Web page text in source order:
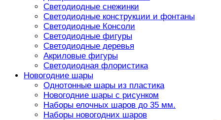
Светодиодные снежинки
Светодиодные конструкции и фонтаны
Светодиодные Консоли
Светодиодные фигуры
Светодиодные деревья
Акриловые фигуры
Светодиодная флористика
Новогодние шары
Однотонные шары из пластика
Новогодние шары с рисунком
Наборы елочных шаров до 35 мм.
Наборы новогодних шаров